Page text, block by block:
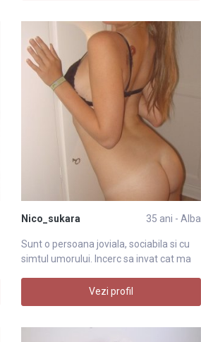
Nico_sukara 35 ani - Alba
Sunt o persoana joviala, sociabila si cu
simtul umorului. Incerc sa invat cat ma
Vezi profil